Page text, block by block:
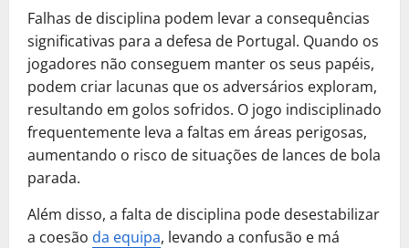
Falhas de disciplina podem levar a consequências
significativas para a defesa de Portugal. Quando os
jogadores não conseguem manter os seus papéis,
podem criar lacunas que os adversários exploram,
resultando em golos sofridos. O jogo indisciplinado
frequentemente leva a faltas em áreas perigosas,
aumentando o risco de situações de lances de bola
parada.
Além disso, a falta de disciplina pode desestabilizar
a coesão da equipa, levando a confusão e má